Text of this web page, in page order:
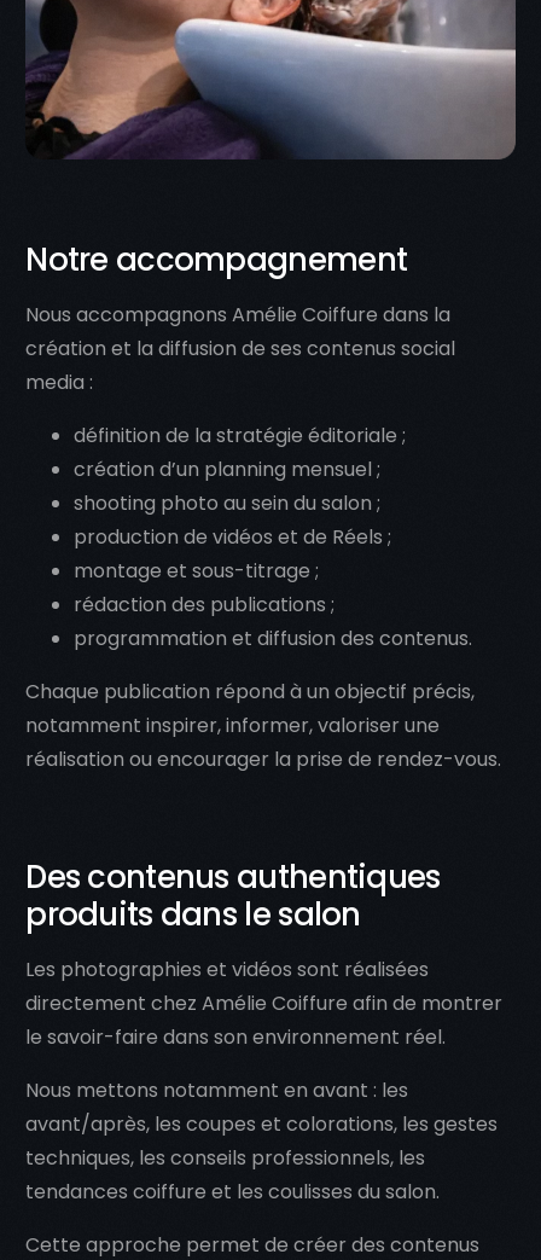
Notre accompagnement
Nous accompagnons Amélie Coiffure dans la
création et la diffusion de ses contenus social
media :
définition de la stratégie éditoriale ;
création d’un planning mensuel ;
shooting photo au sein du salon ;
production de vidéos et de Réels ;
montage et sous-titrage ;
rédaction des publications ;
programmation et diffusion des contenus.
Chaque publication répond à un objectif précis,
notamment inspirer, informer, valoriser une
réalisation ou encourager la prise de rendez-vous.
Des contenus authentiques
produits dans le salon
Les photographies et vidéos sont réalisées
directement chez Amélie Coiffure afin de montrer
le savoir-faire dans son environnement réel.
Nous mettons notamment en avant : les
avant/après, les coupes et colorations, les gestes
techniques, les conseils professionnels, les
tendances coiffure et les coulisses du salon.
Cette approche permet de créer des contenus